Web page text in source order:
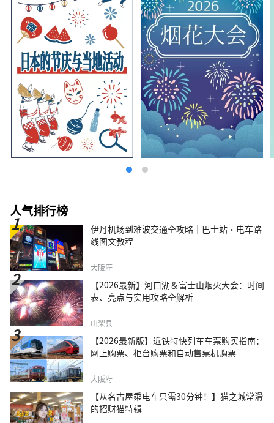
人气排行榜
伊丹机场到难波交通全攻略｜巴士站・电车路
线图文教程
大阪府
【2026最新】河口湖＆富士山烟火大会：时间
表、亮点与实用攻略全解析
山梨县
【2026最新版】近铁特快列车车票购买指南：
网上购票、柜台购票和自动售票机购票
大阪府
【从名古屋乘电车只需30分钟！】猫之城常滑
的招财猫特辑